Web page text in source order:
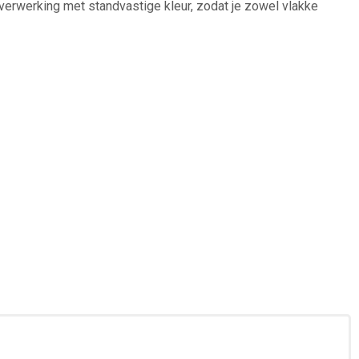
met standvastige kleur, zodat je zowel vlakke
meng je met gelmedium; voor meer open tijd kun je een